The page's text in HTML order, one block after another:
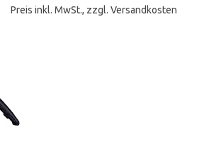
Preis inkl. MwSt., zzgl. Versandkosten